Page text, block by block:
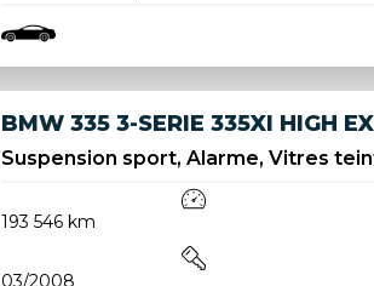
BMW 335 3-SERIE 335XI HIGH
Suspension sport, Alarme, Vitres
193 546 km
03/2008